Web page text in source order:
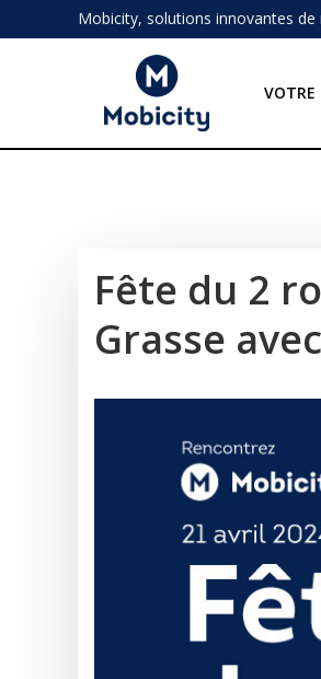
au
Mobicity, solutions innovantes
VOTRE
Fête du 2
Grasse